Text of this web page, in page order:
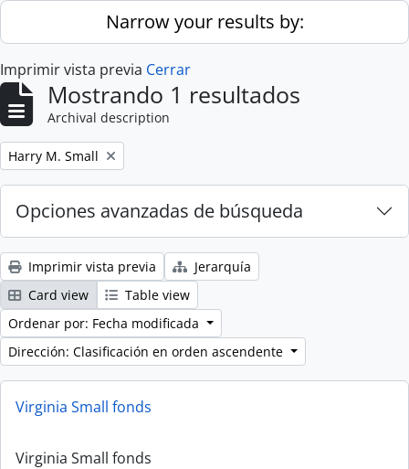
Skip to main contentNarrow your results by:
Imprimir vista previa Cerrar
Mostrando 1 resultados
Archival description
Remove filter:
Harry M. Small
Opciones avanzadas de búsqueda
Imprimir vista previa
Jerarquía
Card view
Table view
Ordenar por: Fecha modificada
Dirección: Clasificación en orden ascendente
Virginia Small fonds
Virginia Small fonds